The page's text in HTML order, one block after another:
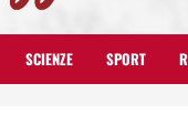
SCIENZE SPORT